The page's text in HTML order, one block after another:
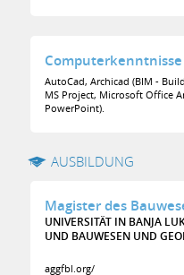
Computerkenntnisse
AutoCad, Archicad (BIM -
MS Project, Microsoft Office
PowerPoint).
AUSBILDUNG
Magister des
UNIVERSITÄT IN BANJA
UND BAUWESEN UND
aggfbl.org/